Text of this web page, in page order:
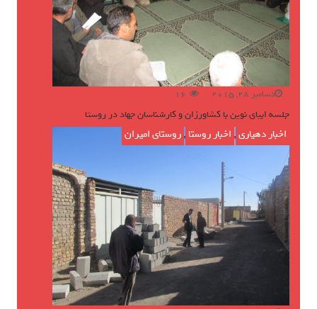
دسامبر 28, 2015 16
جلسه ابیای نوین با کشاورزان و کارشناسان جهاد در روستا
اخبار دهیاری, اخبار روستا ,روستای امیران